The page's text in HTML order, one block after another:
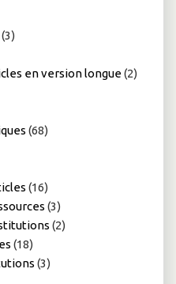
en version longue(2)
(68)
(16)
(3)
(2)
(18)
(3)